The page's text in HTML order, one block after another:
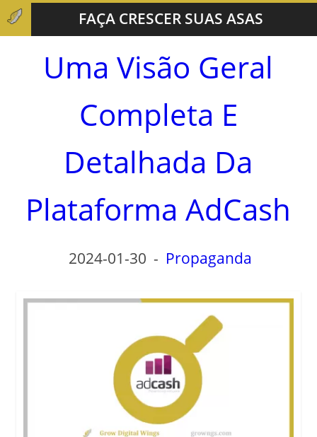
FAÇA CRESCER SUAS ASAS
Uma Visão Geral
Completa E
Detalhada Da
Plataforma AdCash
2024-01-30 - Propaganda